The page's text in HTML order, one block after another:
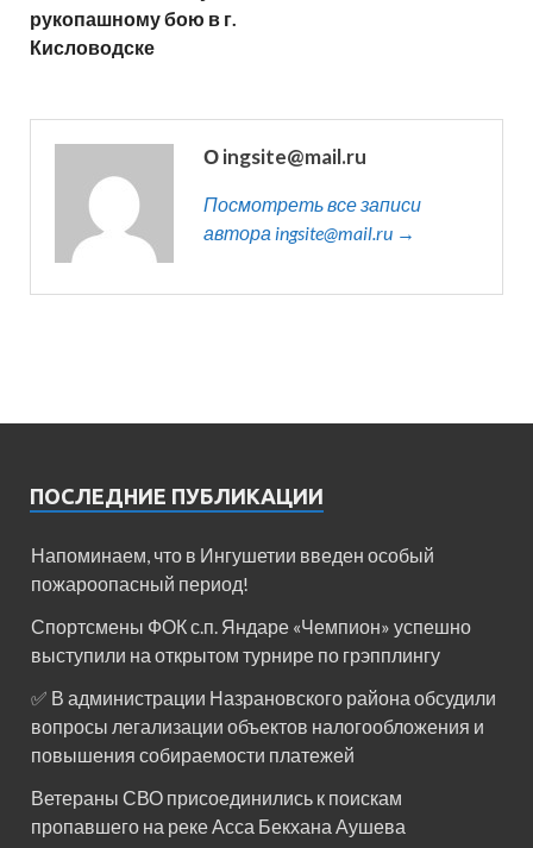
рукопашному бою в г.
Кисловодске
О ingsite@mail.ru
Посмотреть все записи
автора ingsite@mail.ru →
ПОСЛЕДНИЕ ПУБЛИКАЦИИ
Напоминаем, что в Ингушетии введен особый
пожароопасный период!⁣⁣⠀
Спортсмены ФОК с.п. Яндаре «Чемпион» успешно
выступили на открытом турнире по грэпплингу
✅ В администрации Назрановского района обсудили
вопросы легализации объектов налогообложения и
повышения собираемости платежей
Ветераны СВО присоединились к поискам
пропавшего на реке Асса Бекхана Аушева